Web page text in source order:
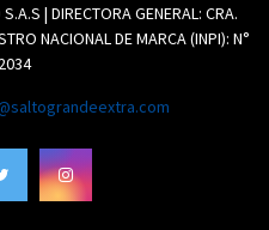
| DIRECTORA GENERAL: CRA.
NACIONAL DE MARCA (INPI): N°